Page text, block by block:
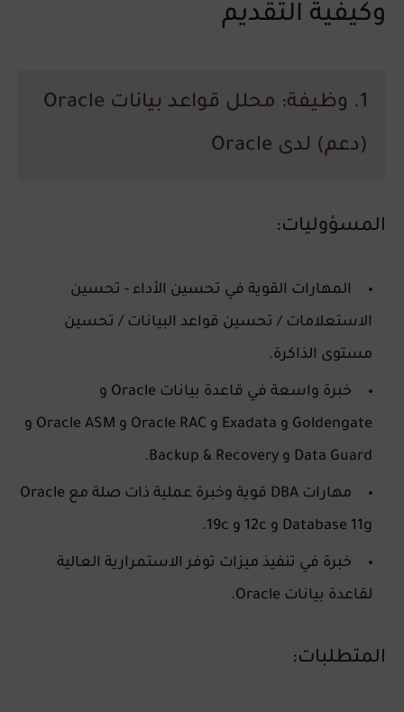
وكيفية التقديم
1. وظيفة: محلل قواعد بيانات Oracle
(دعم) لدى Oracle
المسؤوليات:
المهارات القوية في تحسين الأداء - تحسين
الاستعلامات / تحسين قواعد البيانات / تحسين
مستوى الذاكرة.
خبرة واسعة في قاعدة بيانات Oracle و
Goldengate و Exadata و Oracle RAC و Oracle ASM و
Data Guard و Backup & Recovery.
مهارات DBA قوية وخبرة عملية ذات صلة مع Oracle
Database 11g و 12c و 19c.
خبرة في تنفيذ ميزات توفر الاستمرارية العالية
لقاعدة بيانات Oracle.
المتطلبات: